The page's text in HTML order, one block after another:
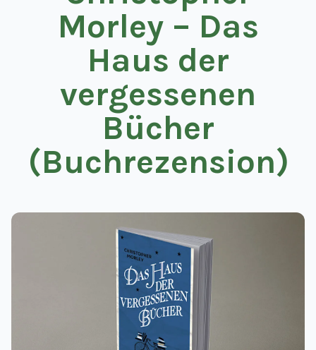
Morley – Das
Haus der
vergessenen
Bücher
(Buchrezension)